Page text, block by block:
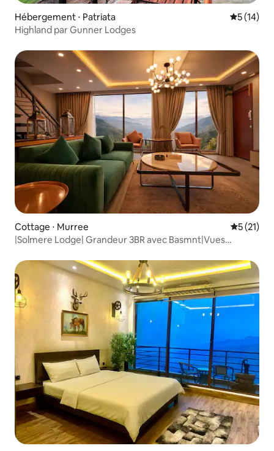
Hébergement ⋅ Patriata
5 (14)
Highland par Gunner Lodges
Cottage ⋅ Murree
5 (21)
|Solmere Lodge| Grandeur 3BR avec Basmnt|Vues